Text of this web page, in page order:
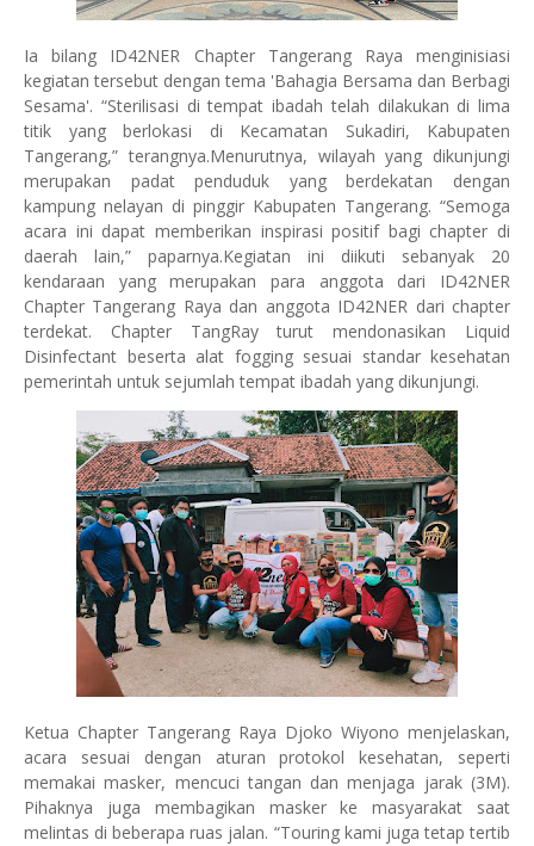
Ia bilang ID42NER Chapter Tangerang Raya menginisiasi
kegiatan tersebut dengan tema 'Bahagia Bersama dan Berbagi
Sesama'. “Sterilisasi di tempat ibadah telah dilakukan di lima
titik yang berlokasi di Kecamatan Sukadiri, Kabupaten
Tangerang,” terangnya.Menurutnya, wilayah yang dikunjungi
merupakan padat penduduk yang berdekatan dengan
kampung nelayan di pinggir Kabupaten Tangerang. “Semoga
acara ini dapat memberikan inspirasi positif bagi chapter di
daerah lain,” paparnya.Kegiatan ini diikuti sebanyak 20
kendaraan yang merupakan para anggota dari ID42NER
Chapter Tangerang Raya dan anggota ID42NER dari chapter
terdekat. Chapter TangRay turut mendonasikan Liquid
Disinfectant beserta alat fogging sesuai standar kesehatan
pemerintah untuk sejumlah tempat ibadah yang dikunjungi.
Ketua Chapter Tangerang Raya Djoko Wiyono menjelaskan,
acara sesuai dengan aturan protokol kesehatan, seperti
memakai masker, mencuci tangan dan menjaga jarak (3M).
Pihaknya juga membagikan masker ke masyarakat saat
melintas di beberapa ruas jalan. “Touring kami juga tetap tertib